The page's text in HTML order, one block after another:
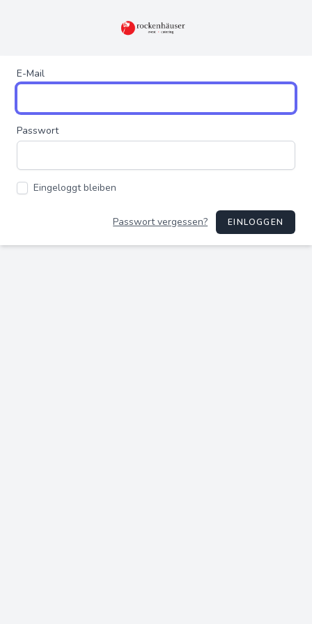
E-Mail
Passwort
Eingeloggt bleiben
Passwort vergessen? EINLOGGEN